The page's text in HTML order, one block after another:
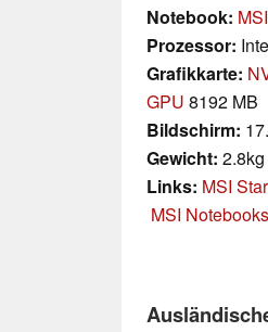
Notebook:
Prozessor:
Grafikkarte:
GPU 8192 MB
Bildschirm:
Gewicht: 2.8kg
Links: MSI
MSI